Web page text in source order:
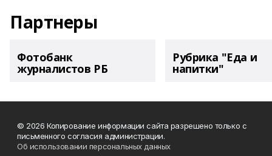
Партнеры
Фотобанк
журналистов РБ
Рубрика "Еда и
напитки"
© 2026 Копирование информации сайта разрешено только с
письменного согласия администрации.
Об использовании персональных данных